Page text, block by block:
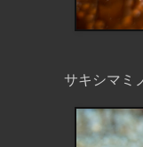
サキシマミ